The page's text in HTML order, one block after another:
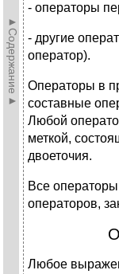
►Содержание►
- операторы
- другие
оператор).
Операторы в
составные
Любой
меткой,
двоеточия.
Все
операторов,
Любое